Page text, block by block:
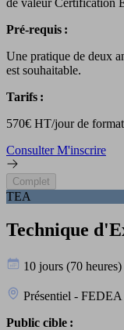
de valeur Certification
Pré-requis :
Une pratique de deux
est souhaitable.
Tarifs :
570€ HT/jour de
ConsulterM'inscrire
Complet
TEA
Technique
10 jours (70 heures)
Présentiel -
Public cible :